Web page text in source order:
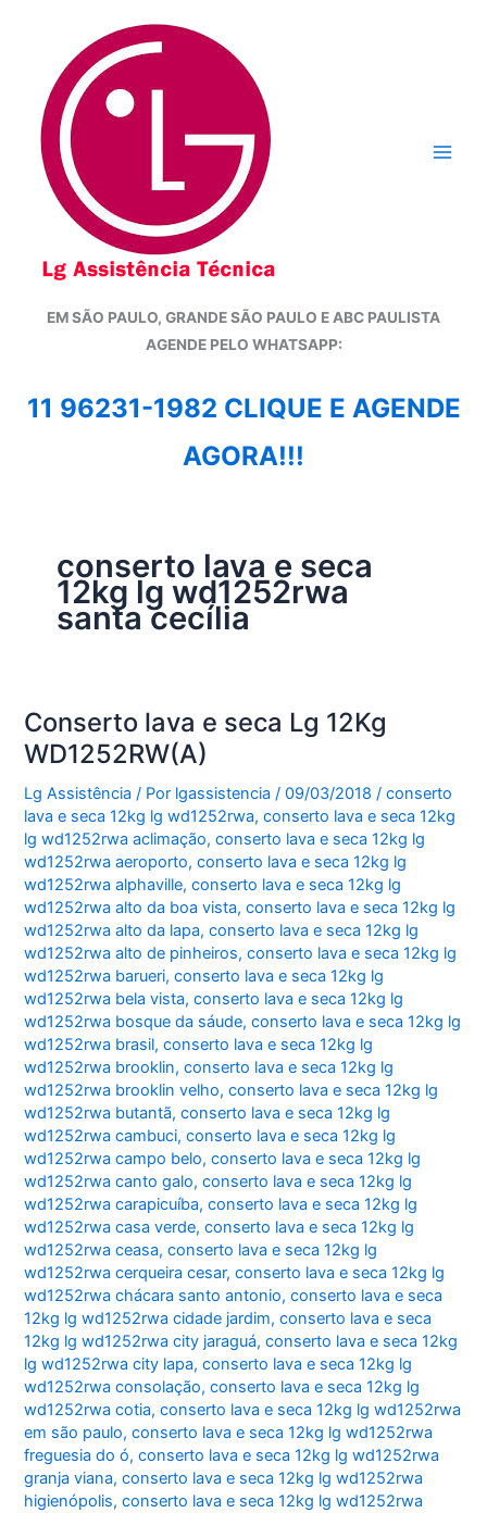
conteúdo
EM SÃO PAULO, GRANDE SÃO PAULO E ABC PAULISTA
AGENDE PELO WHATSAPP:
11 96231-1982 CLIQUE E AGENDE
AGORA!!!
conserto lava e seca
12kg lg wd1252rwa
santa cecília
Conserto lava e seca Lg 12Kg
WD1252RW(A)
Lg Assistência / Por lgassistencia/09/03/2018 /conserto
lava e seca 12kg lg wd1252rwa,conserto lava e seca 12kg
lg wd1252rwa aclimação,conserto lava e seca 12kg lg
wd1252rwa aeroporto,conserto lava e seca 12kg lg
wd1252rwa alphaville,conserto lava e seca 12kg lg
wd1252rwa alto da boa vista,conserto lava e seca 12kg lg
wd1252rwa alto da lapa,conserto lava e seca 12kg lg
wd1252rwa alto de pinheiros,conserto lava e seca 12kg lg
wd1252rwa barueri,conserto lava e seca 12kg lg
wd1252rwa bela vista,conserto lava e seca 12kg lg
wd1252rwa bosque da sáude,conserto lava e seca 12kg lg
wd1252rwa brasil,conserto lava e seca 12kg lg
wd1252rwa brooklin,conserto lava e seca 12kg lg
wd1252rwa brooklin velho,conserto lava e seca 12kg lg
wd1252rwa butantã,conserto lava e seca 12kg lg
wd1252rwa cambuci,conserto lava e seca 12kg lg
wd1252rwa campo belo,conserto lava e seca 12kg lg
wd1252rwa canto galo,conserto lava e seca 12kg lg
wd1252rwa carapicuíba,conserto lava e seca 12kg lg
wd1252rwa casa verde,conserto lava e seca 12kg lg
wd1252rwa ceasa,conserto lava e seca 12kg lg
wd1252rwa cerqueira cesar,conserto lava e seca 12kg lg
wd1252rwa chácara santo antonio,conserto lava e seca
12kg lg wd1252rwa cidade jardim,conserto lava e seca
12kg lg wd1252rwa city jaraguá,conserto lava e seca 12kg
lg wd1252rwa city lapa,conserto lava e seca 12kg lg
wd1252rwa consolação,conserto lava e seca 12kg lg
wd1252rwa cotia,conserto lava e seca 12kg lg wd1252rwa
em são paulo,conserto lava e seca 12kg lg wd1252rwa
freguesia do ó,conserto lava e seca 12kg lg wd1252rwa
granja viana,conserto lava e seca 12kg lg wd1252rwa
higienópolis,conserto lava e seca 12kg lg wd1252rwa